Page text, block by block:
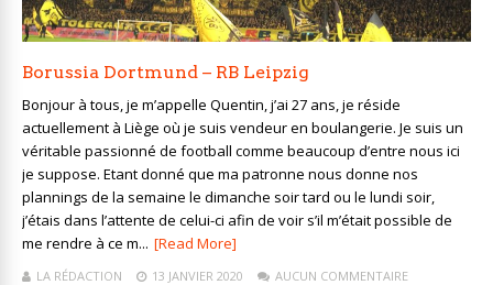
Borussia Dortmund – RB Leipzig
Bonjour à tous, je m’appelle Quentin, j’ai 27 ans, je réside
actuellement à Liège où je suis vendeur en boulangerie. Je suis un
véritable passionné de football comme beaucoup d’entre nous ici
je suppose. Etant donné que ma patronne nous donne nos
plannings de la semaine le dimanche soir tard ou le lundi soir,
j’étais dans l’attente de celui-ci afin de voir s’il m’était possible de
me rendre à ce m... [Read More]
LA RÉDACTION 13 JANVIER 2020 AUCUN COMMENTAIRE